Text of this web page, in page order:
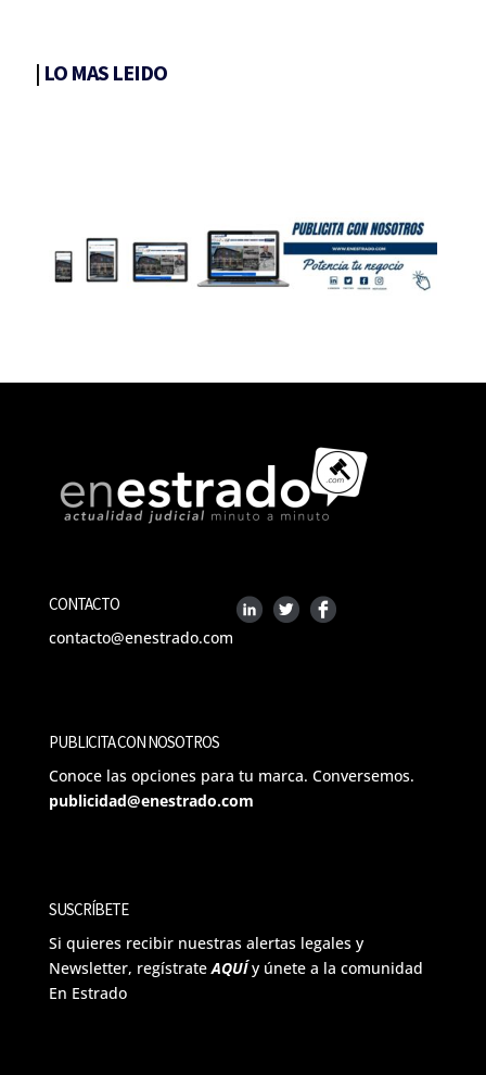
| LO MAS LEIDO
CONTACTO
contacto@enestrado.com
PUBLICITA CON NOSOTROS
Conoce las opciones para tu marca. Conversemos.
publicidad@enestrado.com
SUSCRÍBETE
Si quieres recibir nuestras alertas legales y
Newsletter, regístrateAQUÍ y únete a la comunidad
En Estrado